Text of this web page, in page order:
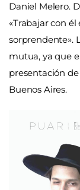
Daniel Melero.
«Trabajar con
sorprendente».
mutua, ya que
presentación
Buenos Aires.